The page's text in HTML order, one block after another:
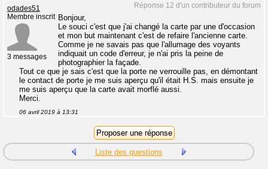
Réponse 12 d'un contributeur du forum
odades51
Membre inscrit
3 messages
Bonjour,
Le souci c'est que j'ai changé la carte par une d'occasion
et mon but maintenant c'est de refaire l'ancienne carte.
Comme je ne savais pas que l'allumage des voyants
indiquait un code d'erreur, je n'ai pris la peine de
photographier la façade.
Tout ce que je sais c'est que la porte ne verrouille pas, en démontant
le contact de porte je me suis aperçu qu'il était H.S. mais ensuite je
me suis aperçu que la carte avait morflé aussi.
Merci.
06 avril 2019 à 13:31
Liste des questions